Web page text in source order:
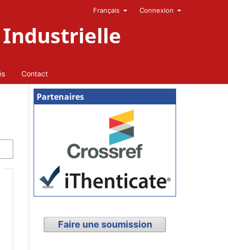
Industrielle
Contact
Français Connexion
Partenaires
Faire une soumission